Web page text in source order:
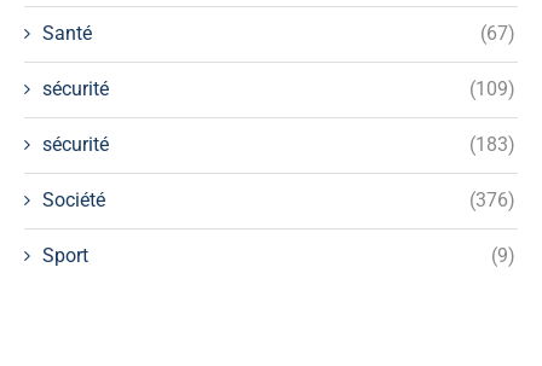
Santé (67)
sécurité (109)
sécurité (183)
Société (376)
Sport (9)